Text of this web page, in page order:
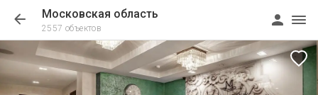
Московская область
2557 объектов